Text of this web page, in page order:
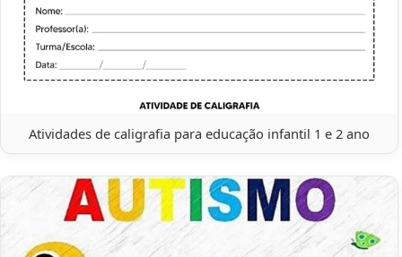
Atividades de caligrafia para educação infantil 1 e 2 ano